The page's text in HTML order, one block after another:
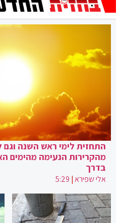
התחזית לימי ראש השנה
מהקרירות הנעימה מהימים
בדרך
אלי שפירא|
5:29